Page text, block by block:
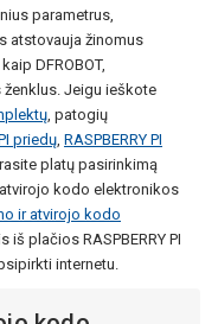
parametrus,
atstovauja žinomus
DFROBOT,
ženklus. Jeigu ieškote
, patogių
priedų RASPBERRY PI
platų pasirinkimą
kodo elektronikos
ir atvirojo kodo
plačios RASPBERRY PI
internetu.